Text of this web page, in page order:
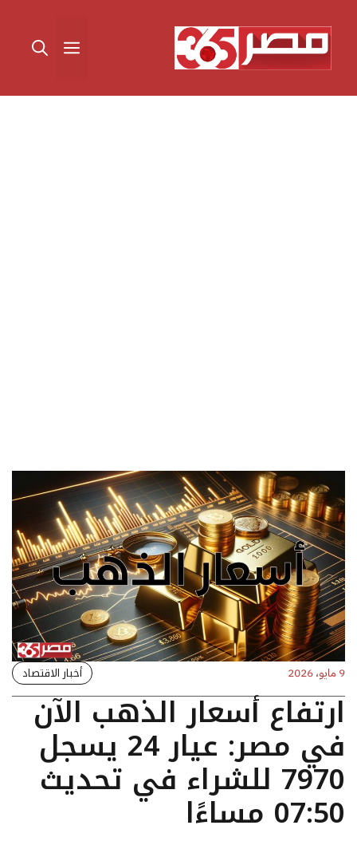
المحتوى القائمة
9 مايو، 2026 أخبار الاقتصاد
ارتفاع أسعار الذهب الآن
في مصر: عيار 24 يسجل
7970 للشراء في تحديث
07:50 مساءًا